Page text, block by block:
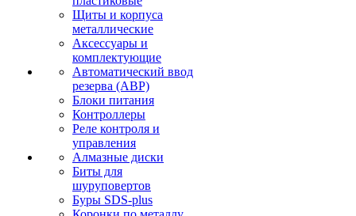
Щиты и корпуса
металлические
Аксессуары и
комплектующие
Автоматический ввод
резерва (АВР)
Блоки питания
Контроллеры
Реле контроля и
управления
Алмазные диски
Биты для
шуруповертов
Буры SDS-plus